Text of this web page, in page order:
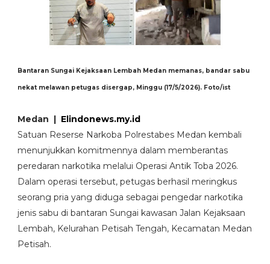
Bantaran Sungai Kejaksaan Lembah Medan memanas, bandar sabu
nekat melawan petugas disergap, Minggu (17/5/2026). Foto/ist
Medan | Elindonews.my.id
Satuan Reserse Narkoba Polrestabes Medan kembali
menunjukkan komitmennya dalam memberantas
peredaran narkotika melalui Operasi Antik Toba 2026.
Dalam operasi tersebut, petugas berhasil meringkus
seorang pria yang diduga sebagai pengedar narkotika
jenis sabu di bantaran Sungai kawasan Jalan Kejaksaan
Lembah, Kelurahan Petisah Tengah, Kecamatan Medan
Petisah.